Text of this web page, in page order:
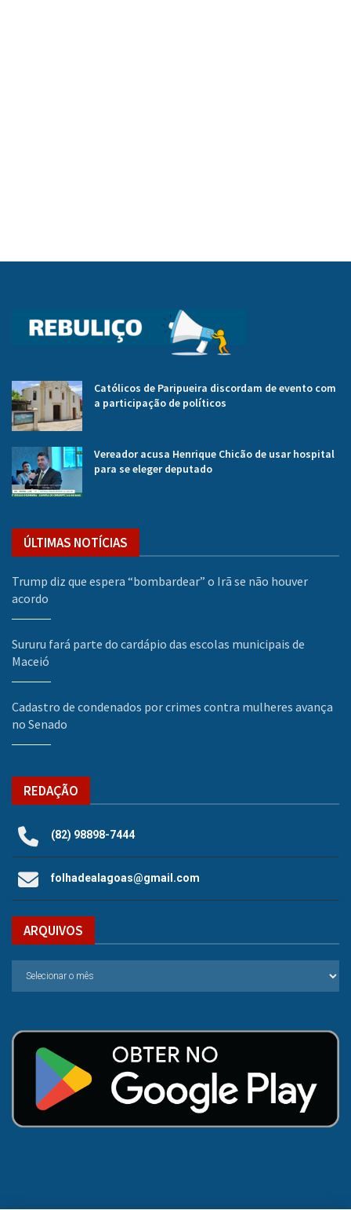
Católicos de Paripueira discordam de evento com
a participação de políticos
Vereador acusa Henrique Chicão de usar hospital
para se eleger deputado
ÚLTIMAS NOTÍCIAS
Trump diz que espera “bombardear” o Irã se não houver
acordo
Sururu fará parte do cardápio das escolas municipais de
Maceió
Cadastro de condenados por crimes contra mulheres avança
no Senado
REDAÇÃO
(82) 98898-7444
folhadealagoas@gmail.com
ARQUIVOS